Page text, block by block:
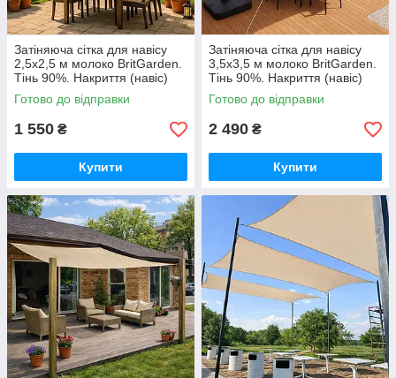
Затіняюча сітка для навісу
2,5х2,5 м молоко BritGarden.
Тінь 90%. Накриття (навіс)
для альтанки, тент натяжний
GoodPlace
Готово до відправки
1 550 ₴
Купити
Затіняюча сітка для навісу
3,5х3,5 м молоко BritGarden.
Тінь 90%. Накриття (навіс)
для альтанки, тент натяжний
GoodPlace
Готово до відправки
2 490 ₴
Купити